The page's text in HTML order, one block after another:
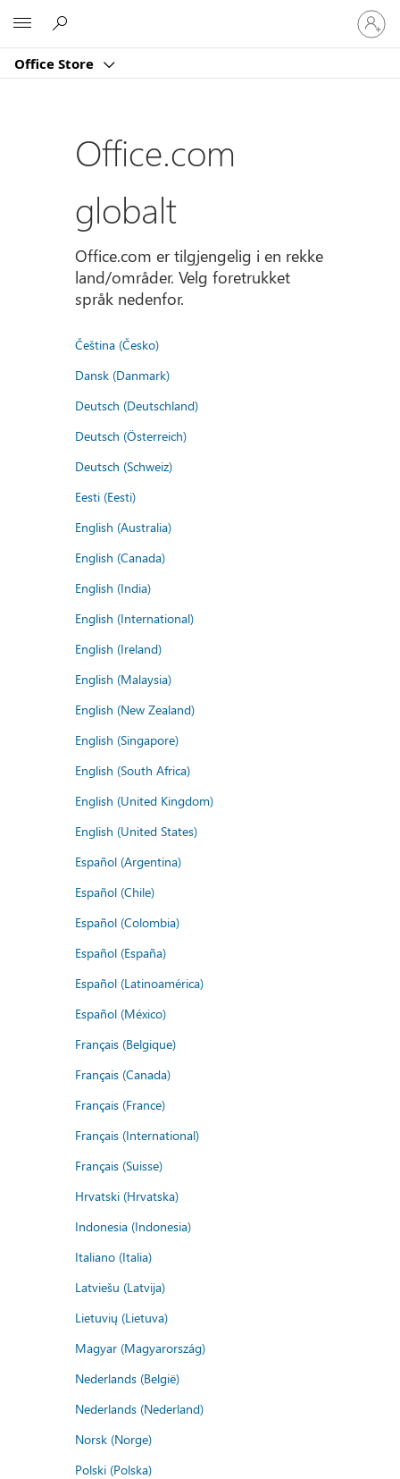
Office Store
Logg
på
kontoen
Office.com
globalt
Office.com er tilgjengelig i en rekke
land/områder. Velg foretrukket
språk nedenfor.
Čeština (Česko)
Dansk (Danmark)
Deutsch (Deutschland)
Deutsch (Österreich)
Deutsch (Schweiz)
Eesti (Eesti)
English (Australia)
English (Canada)
English (India)
English (International)
English (Ireland)
English (Malaysia)
English (New Zealand)
English (Singapore)
English (South Africa)
English (United Kingdom)
English (United States)
Español (Argentina)
Español (Chile)
Español (Colombia)
Español (España)
Español (Latinoamérica)
Español (México)
Français (Belgique)
Français (Canada)
Français (France)
Français (International)
Français (Suisse)
Hrvatski (Hrvatska)
Indonesia (Indonesia)
Italiano (Italia)
Latviešu (Latvija)
Lietuvių (Lietuva)
Magyar (Magyarország)
Nederlands (België)
Nederlands (Nederland)
Norsk (Norge)
Polski (Polska)